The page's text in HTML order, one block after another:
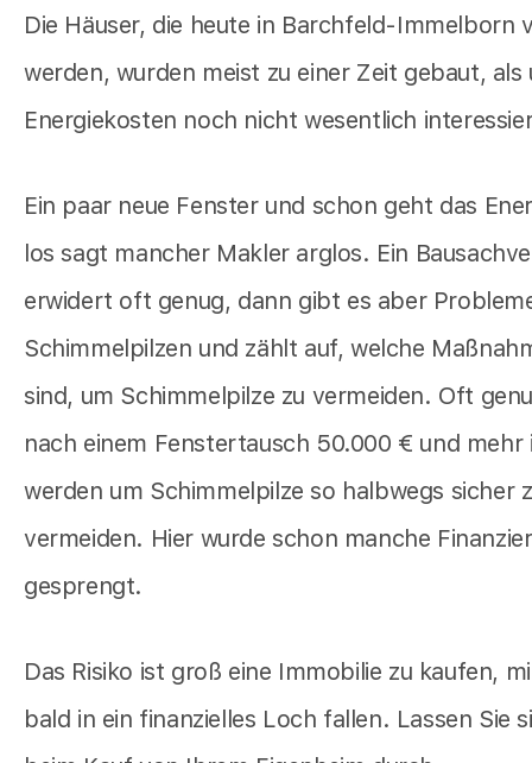
Die Häuser, die heute in Barchfeld-Immelborn
werden, wurden meist zu einer Zeit gebaut, als
Energiekosten noch nicht wesentlich
Ein paar neue Fenster und schon geht das
los sagt mancher Makler arglos. Ein
erwidert oft genug, dann gibt es aber
Schimmelpilzen und zählt auf, welche
sind, um Schimmelpilze zu vermeiden. Oft
nach einem Fenstertausch 50.000 € und mehr
werden um Schimmelpilze so halbwegs sicher
vermeiden. Hier wurde schon manche
gesprengt.
Das Risiko ist groß eine Immobilie zu kaufen,
bald in ein finanzielles Loch fallen. Lassen Sie